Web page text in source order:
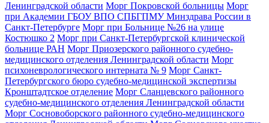
Ленинградской области Морг Покровской больницы Морг
при Академии ГБОУ ВПО СПБГПМУ Минздрава России в
Санкт-Петербурге Морг при Больнице №26 на улице
Костюшко 2 Морг при Санкт-Петербургской клинической
больнице РАН Морг Приозерского районного судебно-
медицинского отделения Ленинградской области Морг
психоневрологического интерната № 9 Морг Санкт-
Петербургского бюро судебно-медицинской экспертизы
Кронштадтское отделение Морг Сланцевского районного
судебно-медицинского отделения Ленинградской области
Морг Сосновоборского районного судебно-медицинского